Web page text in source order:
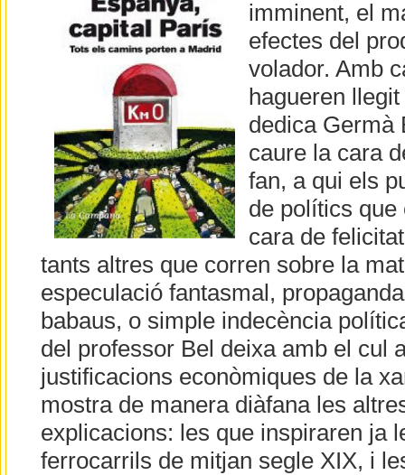
imminent, el
efectes del
volador. Amb
hagueren
dedica Germà
caure la cara
fan, a qui els
de polítics que
cara de
tants altres que corren sobre la
especulació fantasmal,
babaus, o simple indecència
del professor Bel deixa amb el cul
justificacions econòmiques de la
mostra de manera diàfana les
explicacions: les que inspiraren ja
ferrocarrils de mitjan segle XIX, i